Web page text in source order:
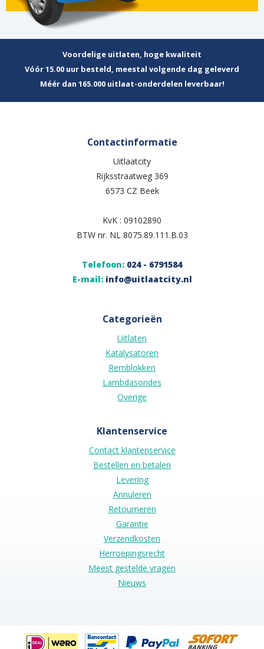
Voordelige uitlaten, hoge kwaliteit
Vóór 15.00 uur besteld, meestal volgende dag geleverd
Méér dan 165.000 uitlaat-onderdelen leverbaar!
Contactinformatie
Uitlaatcity
Rijksstraatweg 369
6573 CZ Beek
KvK : 09102890
BTW nr. NL 8075.89.111.B.03
Telefoon: 024 - 6791584
E-mail: info@uitlaatcity.nl
Categorieën
Uitlaten
Katalysatoren
Remblokken
Lambdasondes
Overige
Klantenservice
Contact klantenservice
Bestellen en betalen
Levering
Annuleren
Retourneren
Garantie
Verzendkosten
Herroepingsrecht
Meest gestelde vragen
Nieuws